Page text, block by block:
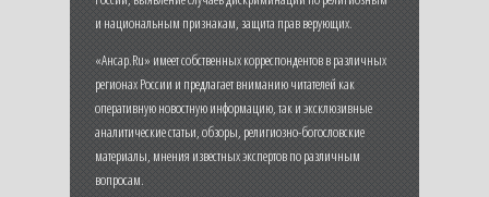
и национальным признакам, защита прав верующих.
«Ансар.Ru» имеет собственных корреспондентов в различных
регионах России и предлагает вниманию читателей как
оперативную новостную информацию, так и эксклюзивные
аналитические статьи, обзоры, религиозно-богословские
материалы, мнения известных экспертов по различным
вопросам.